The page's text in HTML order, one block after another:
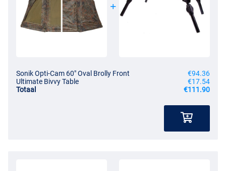
Sonik Opti-Cam 60" Oval Brolly Front
€94.36
Ultimate Bivvy Table
€17.54
Totaal
€111.90